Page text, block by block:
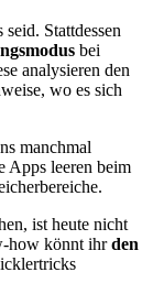
Stattdessen
bei
analysieren den
wo es sich
manchmal
Apps leeren beim
ist heute nicht
how könnt ihrden